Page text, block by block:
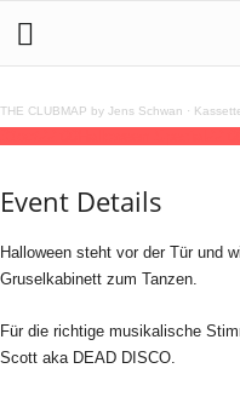
THE CLUBMAP by Jens Schwan ·
Event Details
Halloween steht vor der Tür und
Gruselkabinett zum Tanzen.
Für die richtige musikalische
Scott aka DEAD DISCO.